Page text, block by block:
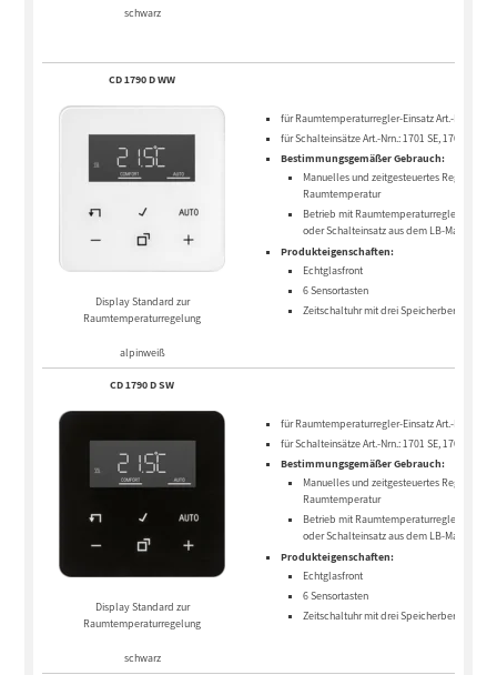
schwarz
CD 1790 D WW
Display Standard zur
Raumtemperaturregelung
alpinweiß
für Raumtemperaturregler-Einsatz Art.-Nr.: 1790
für Schalteinsätze Art.-Nrn.: 1701 SE, 1704 ESE
Bestimmungsgemäßer Gebrauch:
Manuelles und zeitgesteuertes Regeln der
Raumtemperatur
Betrieb mit Raumtemperaturregler-Einsatz
oder Schalteinsatz aus dem LB-
Produkteigenschaften:
Echtglasfront
6 Sensortasten
Zeitschaltuhr mit drei Speicherbereichen
CD 1790 D SW
Display Standard zur
Raumtemperaturregelung
schwarz
für Raumtemperaturregler-Einsatz Art.-Nr.: 1790
für Schalteinsätze Art.-Nrn.: 1701 SE, 1704 ESE
Bestimmungsgemäßer Gebrauch:
Manuelles und zeitgesteuertes Regeln der
Raumtemperatur
Betrieb mit Raumtemperaturregler-Einsatz
oder Schalteinsatz aus dem LB-
Produkteigenschaften:
Echtglasfront
6 Sensortasten
Zeitschaltuhr mit drei Speicherbereichen